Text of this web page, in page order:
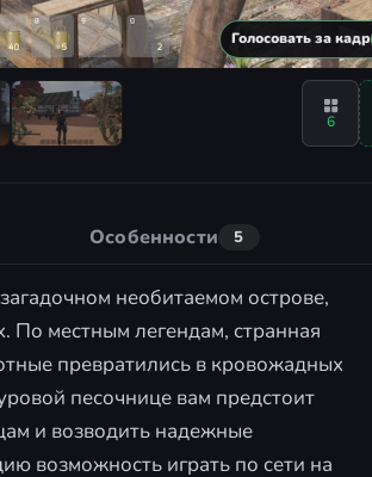
Голосовать за кадр
6
Особенности 5
необитаемом острове,
По местным легендам, странная
превратились в кровожадных
песочнице вам предстоит
и возводить надежные
возможность играть по сети на